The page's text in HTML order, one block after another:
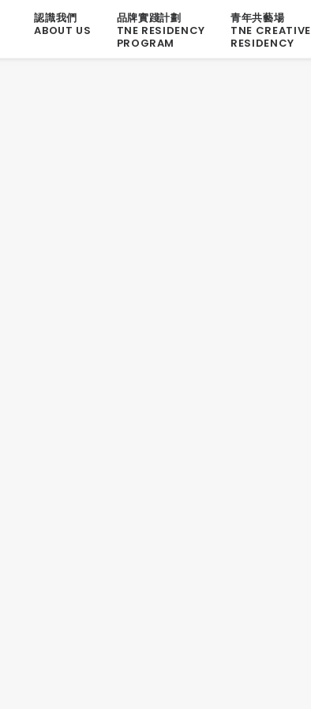
認識我們
ABOUT US
品牌實踐計劃
TNE RESIDENCY
PROGRAM
青年共藝場
TNE CREATIVE
RESIDENCY